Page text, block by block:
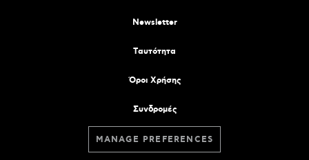
Newsletter
Tαυτότητα
Όροι Χρήσης
Συνδρομές
MANAGE PREFERENCES